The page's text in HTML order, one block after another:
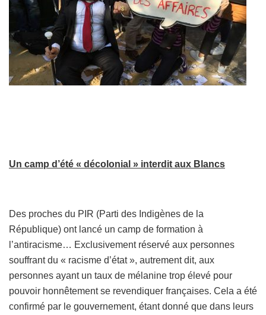
Un camp d’été « décolonial » interdit aux Blancs
Des proches du PIR (Parti des Indigènes de la
République) ont lancé un camp de formation à
l’antiracisme… Exclusivement réservé aux personnes
souffrant du « racisme d’état », autrement dit, aux
personnes ayant un taux de mélanine trop élevé pour
pouvoir honnêtement se revendiquer françaises. Cela a été
confirmé par le gouvernement, étant donné que dans leurs